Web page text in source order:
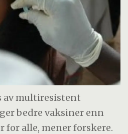
av multiresistent
bedre vaksiner enn
for alle, mener forskere.